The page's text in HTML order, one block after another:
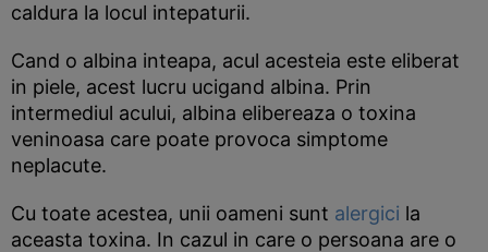
caldura la locul intepaturii.
Cand o albina inteapa, acul acesteia este eliberat
in piele, acest lucru ucigand albina. Prin
intermediul acului, albina elibereaza o toxina
veninoasa care poate provoca simptome
neplacute.
Cu toate acestea, unii oameni sunt alergici la
aceasta toxina. In cazul in care o persoana are o